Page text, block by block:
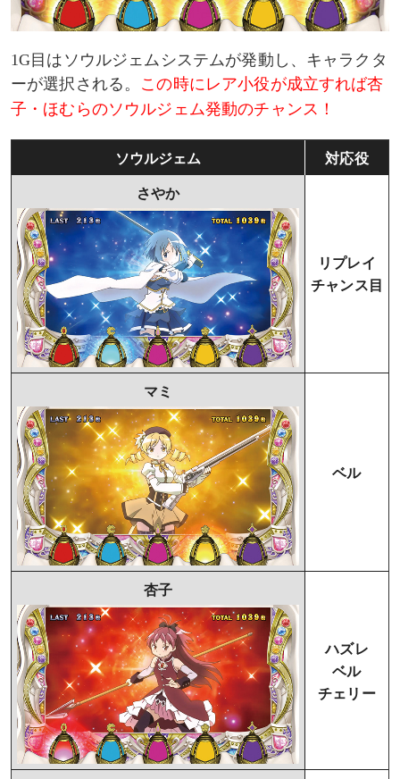
1G目はソウルジェムシステムが発動し、キャラクタ
ーが選択される。 この時にレア小役が成立すれば杏
子・ほむらのソウルジェム発動のチャンス！
ソウルジェム 対応役
さやか
リプレイ
チャンス目
マミ
ベル
杏子
ハズレ
ベル
チェリー